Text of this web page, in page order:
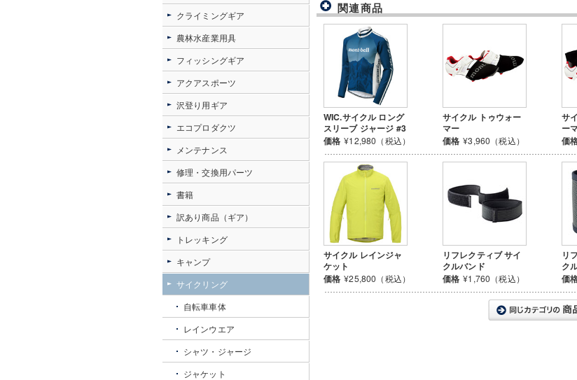
関連商品
WIC.サイクル ロング
スリーブ ジャージ #3
価格 ¥12,980（税込）
サイクル トゥウォー
マー
価格 ¥3,960（税込）
サ
ー
価
サイクル レインジャ
ケット
価格 ¥25,800（税込）
リフレクティブ サイ
クルバンド
価格 ¥1,760（税込）
リ
ク
価
クライミングギア
農林水産業用具
フィッシングギア
アクアスポーツ
沢登り用ギア
エコプロダクツ
メンテナンス
修理・交換用パーツ
書籍
訳あり商品（ギア）
トレッキング
キャンプ
サイクリング
自転車車体
レインウエア
シャツ・ジャージ
ジャケット